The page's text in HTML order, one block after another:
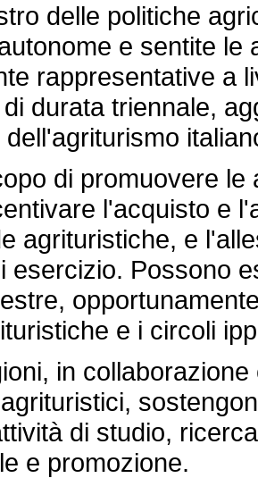
delle politiche
e sentite
rappresentative a
durata triennale,
di promuovere le
l'acquisto e
agrituristiche, e
esercizio. Possono
e i circoli
in collaborazione
di studio,
e promozione.